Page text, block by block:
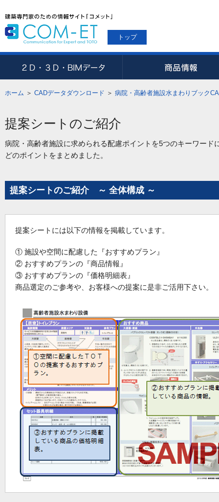
トップ
ホーム ＞ CADデータダウンロード ＞ 病院・高齢者施設水まわりブック
提案シートのご紹介
病院・高齢者施設に求められる配慮ポイントを5つのキーワー
どのポイントをまとめました。
提案シートのご紹介 ～ 全体構成 ～
提案シートには以下の情報を掲載しています。
① 施設や空間に配慮した『おすすめプラン』
② おすすめプランの『商品情報』
③ おすすめプランの『価格明細表』
商品選定のご参考や、お客様への提案に是非ご活用下さい。